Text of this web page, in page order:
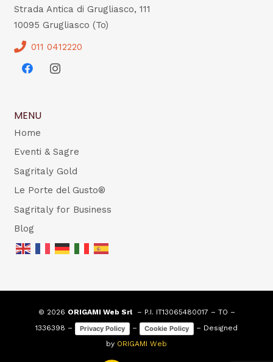
Strada Antica di Grugliasco, 111
10095 Grugliasco (To)
011 0412220
MENU
Home
Eventi & Sagre
Sagritaly Gold
Le Porte del Gusto®
Sagritaly for Business
Blog
© 2026 ORIGAMI Web Srl– P.I. IT13065480017 – TO –
1336398 –
Privacy Policy – Cookie Policy
– Designed
by ORIGAMI Web